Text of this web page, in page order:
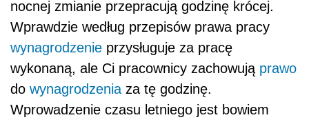
nocnej zmianie przepracują godzinę krócej.
Wprawdzie według przepisów prawa pracy
wynagrodzenie przysługuje za pracę
wykonaną, ale Ci pracownicy zachowują prawo
do wynagrodzenia za tę godzinę.
Wprowadzenie czasu letniego jest bowiem